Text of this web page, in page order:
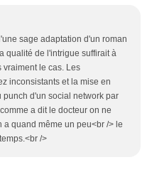
sage adaptation d'un roman
qualité de l'intrigue suffirait à
vraiment le cas. Les
inconsistants et la mise en
d'un social network par
a dit le docteur on ne
quand même un peu<br /> le
/>